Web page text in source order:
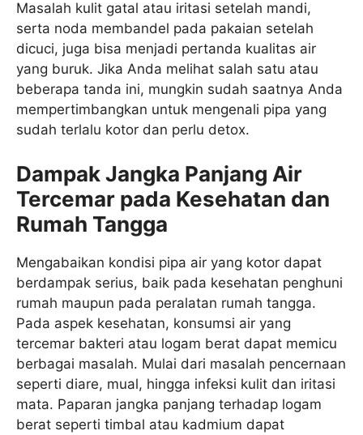
Masalah kulit gatal atau iritasi setelah mandi,
serta noda membandel pada pakaian setelah
dicuci, juga bisa menjadi pertanda kualitas air
yang buruk. Jika Anda melihat salah satu atau
beberapa tanda ini, mungkin sudah saatnya Anda
mempertimbangkan untuk mengenali pipa yang
sudah terlalu kotor dan perlu detox.
Dampak Jangka Panjang Air
Tercemar pada Kesehatan dan
Rumah Tangga
Mengabaikan kondisi pipa air yang kotor dapat
berdampak serius, baik pada kesehatan penghuni
rumah maupun pada peralatan rumah tangga.
Pada aspek kesehatan, konsumsi air yang
tercemar bakteri atau logam berat dapat memicu
berbagai masalah. Mulai dari masalah pencernaan
seperti diare, mual, hingga infeksi kulit dan iritasi
mata. Paparan jangka panjang terhadap logam
berat seperti timbal atau kadmium dapat